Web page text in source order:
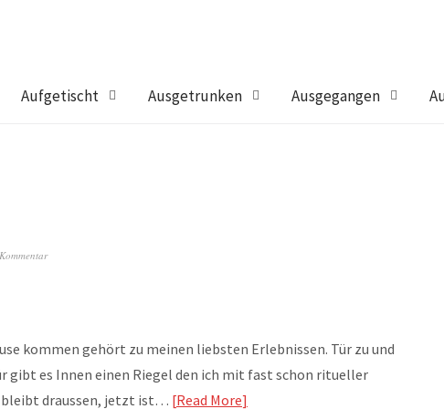
Aufgetischt Ausgetrunken Ausgegangen
kommen gehört zu meinen liebsten Erlebnissen. Tür zu und
gibt es Innen einen Riegel den ich mit fast schon ritueller
bleibt draussen, jetzt ist… Read More